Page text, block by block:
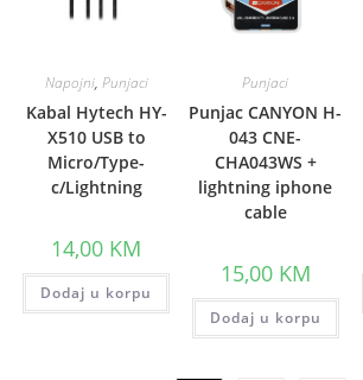
Napojni, Punjaci
Kabal Hytech HY-
X510 USB to
Micro/Type-
c/Lightning
14,00 KM
Dodaj u korpu
Punjaci
Punjac CANYON H-
043 CNE-
CHA043WS +
lightning iphone
cable
15,00 KM
Dodaj u korpu